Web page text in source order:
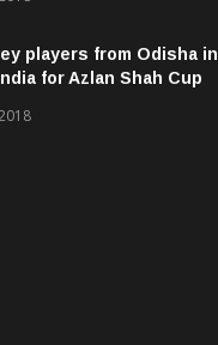
players from Odisha in
for Azlan Shah Cup